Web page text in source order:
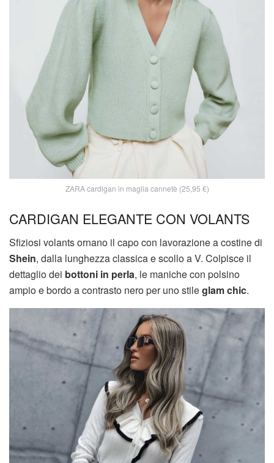
ZARA cardigan in maglia cannetè (25,95 €)
CARDIGAN ELEGANTE CON VOLANTS
Sfiziosi volants ornano il capo con lavorazione a costine di
Shein, dalla lunghezza classica e scollo a V. Colpisce il
dettaglio dei bottoni in perla, le maniche con polsino
ampio e bordo a contrasto nero per uno stileglam chic.